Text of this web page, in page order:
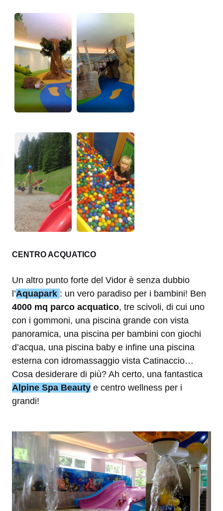
CENTRO ACQUATICO
Un altro punto forte del Vidor è senza dubbio
l’Aquapark : un vero paradiso per i bambini! Ben
4000 mq parco acquatico, tre scivoli, di cui uno
con i gommoni, una piscina grande con vista
panoramica, una piscina per bambini con giochi
d’acqua, una piscina baby e infine una piscina
esterna con idromassaggio vista Catinaccio…
Cosa desiderare di più? Ah certo, una fantastica
Alpine Spa Beauty e centro wellness per i
grandi!